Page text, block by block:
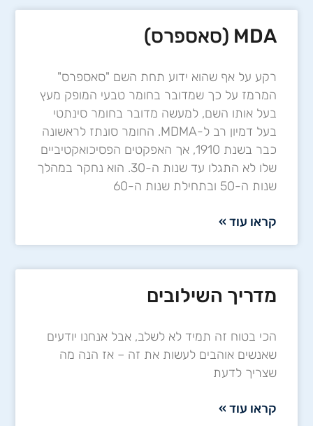
MDA (סאספרס)
רקע על אף שהוא ידוע תחת השם "סאספרס"
המרמז על כך שמדובר בחומר טבעי המופק מעץ
בעל אותו השם, למעשה מדובר בחומר סינתטי
בעל דמיון רב ל-MDMA. החומר סונתז לראשונה
כבר בשנת 1910, אך האפקטים הפסיכואקטיביים
שלו לא התגלו עד שנות ה-30. הוא נחקר במהלך
שנות ה-50 ובתחילת שנות ה-60
קראו עוד »
מדריך השילובים
הכי בטוח זה תמיד לא לשלב, אבל אנחנו יודעים
שאנשים אוהבים לעשות את זה – אז הנה מה
שצריך לדעת
קראו עוד »